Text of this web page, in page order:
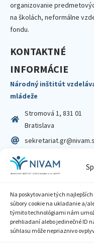
Na poskytovanie tých
súbory cookie na ukladanie a/
týmito technológiami nám
prehliadaní alebo jedinečné ID
súhlasu môže nepriaznivo
organizovanie
na školách, neformálne
fondu.
KONTAKTNÉ
INFORMÁCIE
Národný inštitút
mládeže
Stromová 1, 831 01
Bratislava
IČO: 00164348
DIČ: 2020798714